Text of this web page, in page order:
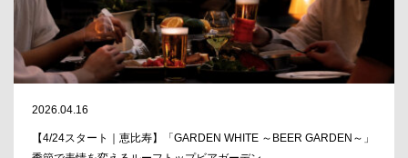
2026.04.16
【4/24スタート｜恵比寿】「GARDEN WHITE ～BEER GARDEN～」